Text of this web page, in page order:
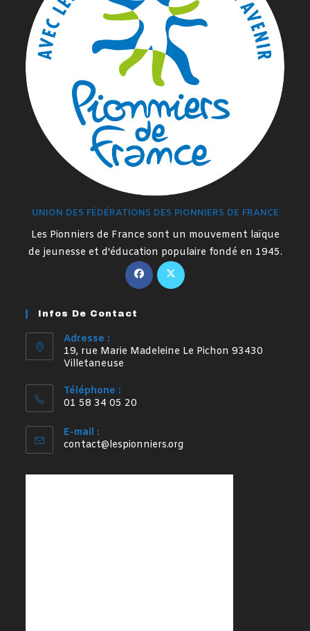
UNION DES FÉDÉRATIONS DES PIONNIERS DE FRANCE
Les Pionniers de France sont un mouvement laïque
de jeunesse et d'éducation populaire fondé en 1945.
S’ouvre
dans
S’ouvre
Infos De Contact
Adresse :
19, rue Marie Madeleine Le Pichon 93430
Villetaneuse
Téléphone :
01 58 34 05 20
E-mail :
contact@lespionniers.orgS’ouvre